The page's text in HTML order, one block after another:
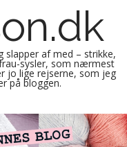
slapper af med – strikke,
sysler, som nærmest
jo lige rejserne, som jeg
på bloggen.